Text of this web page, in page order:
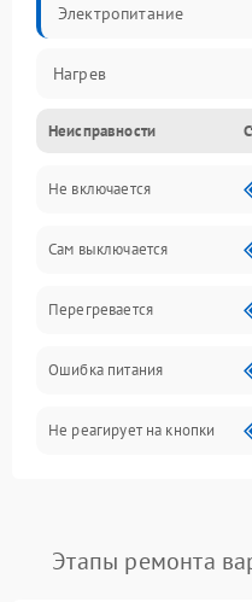
Электропитание
Нагрев
Неисправности
Не включается
Сам выключается
Перегревается
Ошибка питания
Не реагирует на кнопки
Этапы ремонта